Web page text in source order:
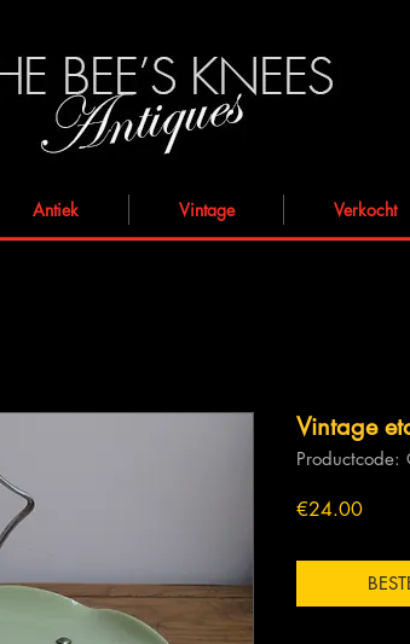
Antiek Vintage Verkocht
Vintage
Productcode:
€24.00Prijs